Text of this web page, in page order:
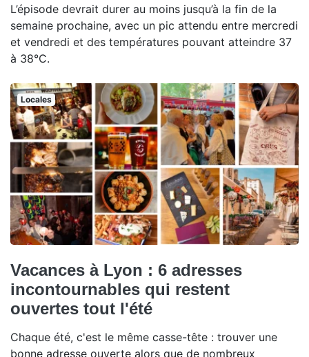
L’épisode devrait durer au moins jusqu’à la fin de la
semaine prochaine, avec un pic attendu entre mercredi
et vendredi et des températures pouvant atteindre 37
à 38°C.
Locales
Vacances à Lyon : 6 adresses
incontournables qui restent
ouvertes tout l'été
Chaque été, c'est le même casse-tête : trouver une
bonne adresse ouverte alors que de nombreux